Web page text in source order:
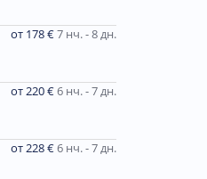
от 178 €7 нч. - 8 дн.
от 220 €6 нч. - 7 дн.
от 228 €6 нч. - 7 дн.